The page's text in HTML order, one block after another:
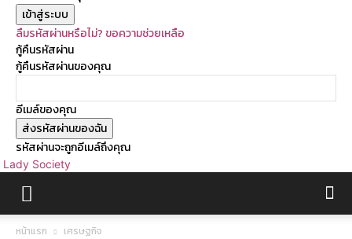
ลืมรหัสผ่านหรือไม่? ขอความช่วยเหลือ
กู้คืนรหัสผ่าน
กู้คืนรหัสผ่านของคุณ
อีเมล์ของคุณ
รหัสผ่านจะถูกอีเมล์ถึงคุณ
Lady Society
หน้าแรก เศรษฐกิจ